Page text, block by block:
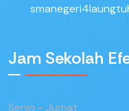
Jam Sekolah
Senin - Jumat